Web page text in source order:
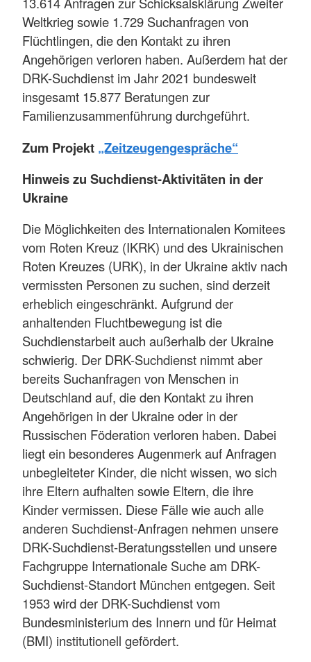
Weltkrieg sowie 1.729 Suchanfragen von
Flüchtlingen, die den Kontakt zu ihren
Angehörigen verloren haben. Außerdem hat der
DRK-Suchdienst im Jahr 2021 bundesweit
insgesamt 15.877 Beratungen zur
Familienzusammenführung durchgeführt.
Zum Projekt „Zeitzeugengespräche“
Hinweis zu Suchdienst-Aktivitäten in der
Ukraine
Die Möglichkeiten des Internationalen Komitees
vom Roten Kreuz (IKRK) und des Ukrainischen
Roten Kreuzes (URK), in der Ukraine aktiv nach
vermissten Personen zu suchen, sind derzeit
erheblich eingeschränkt. Aufgrund der
anhaltenden Fluchtbewegung ist die
Suchdienstarbeit auch außerhalb der Ukraine
schwierig. Der DRK-Suchdienst nimmt aber
bereits Suchanfragen von Menschen in
Deutschland auf, die den Kontakt zu ihren
Angehörigen in der Ukraine oder in der
Russischen Föderation verloren haben. Dabei
liegt ein besonderes Augenmerk auf Anfragen
unbegleiteter Kinder, die nicht wissen, wo sich
ihre Eltern aufhalten sowie Eltern, die ihre
Kinder vermissen. Diese Fälle wie auch alle
anderen Suchdienst-Anfragen nehmen unsere
DRK-Suchdienst-Beratungsstellen und unsere
Fachgruppe Internationale Suche am DRK-
Suchdienst-Standort München entgegen. Seit
1953 wird der DRK-Suchdienst vom
Bundesministerium des Innern und für Heimat
(BMI) institutionell gefördert.